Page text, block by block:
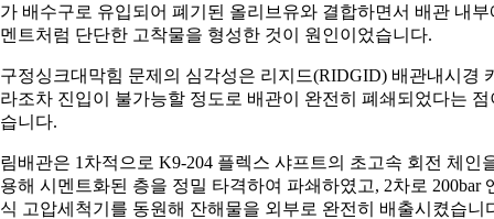
배수구로 유입되어 폐기된 올리브유와 결합하면서 배관 내부
트처럼 단단한 고착물을 형성한 것이 원인이었습니다.
정싱크대막힘 문제의 심각성은 리지드(RIDGID) 배관내시경
조차 진입이 불가능할 정도로 배관이 완전히 폐쇄되었다는 점
니다.
배관은 1차적으로 K9-204 플렉스 샤프트의 초고속 회전 체인
해 시멘트화된 층을 정밀 타격하여 파쇄하였고, 2차로 200bar
고압세척기를 동원해 잔해물을 외부로 완전히 배출시켰습니